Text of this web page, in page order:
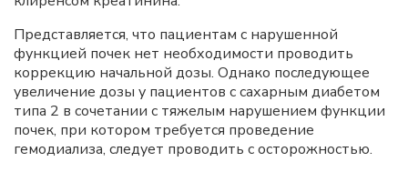
Представляется, что пациентам с нарушенной
функцией почек нет необходимости проводить
коррекцию начальной дозы. Однако последующее
увеличение дозы у пациентов с сахарным диабетом
типа 2 в сочетании с тяжелым нарушением функции
почек, при котором требуется проведение
гемодиализа, следует проводить с осторожностью.